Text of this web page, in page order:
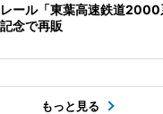
ール「東葉高速鉄道
念で再販
もっと見る